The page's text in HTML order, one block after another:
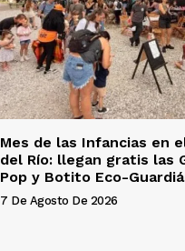
Mes de las Infancias en
del Río: llegan gratis las
Pop y Botito Eco-
7 De Agosto De 2026